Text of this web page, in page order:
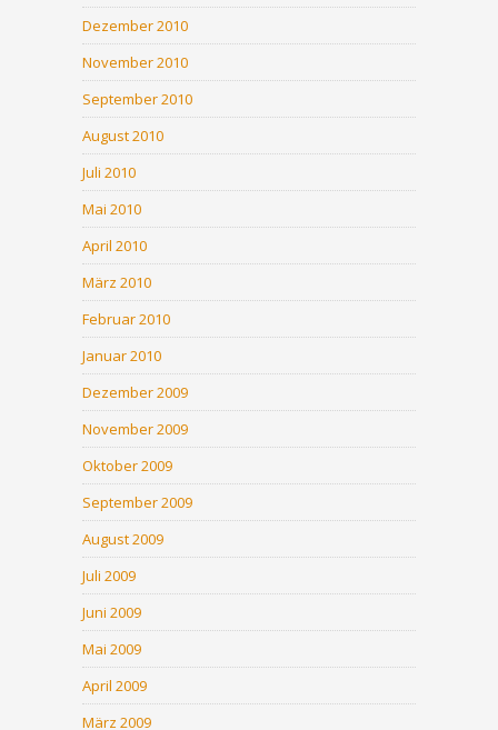
Dezember 2010
November 2010
September 2010
August 2010
Juli 2010
Mai 2010
April 2010
März 2010
Februar 2010
Januar 2010
Dezember 2009
November 2009
Oktober 2009
September 2009
August 2009
Juli 2009
Juni 2009
Mai 2009
April 2009
März 2009